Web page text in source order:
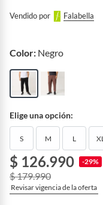
Vendido por Falabella
Color: Negro
Elige una opción:
S M L
$ 126.990 -29%
$ 179.990
Revisar vigencia de la oferta